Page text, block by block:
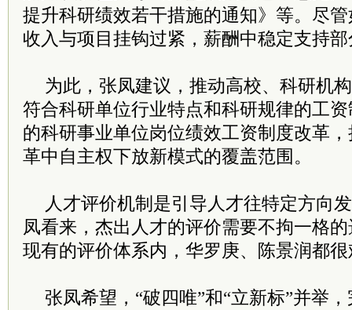
提升科研绩效若干措施的通知》等。尽
收入与项目挂钩过紧，薪酬中稳定支持
为此，张凤建议，推动高校、科研机
符合科研单位行业特点和科研规律的工
的科研事业单位岗位绩效工资制度改革
革中自主权下放新模式的覆盖范围。
人才评价机制是引导人才往特定方向
凤看来，杰出人才的评价需要不拘一格
现有的评价体系内，华罗庚、陈景润都
张凤希望，“破四唯”和“立新标”并举